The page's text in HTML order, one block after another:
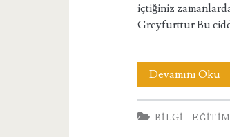
içtiğiniz
Greyfurttur Bu
Devamını Oku5
BILGI EĞITIM